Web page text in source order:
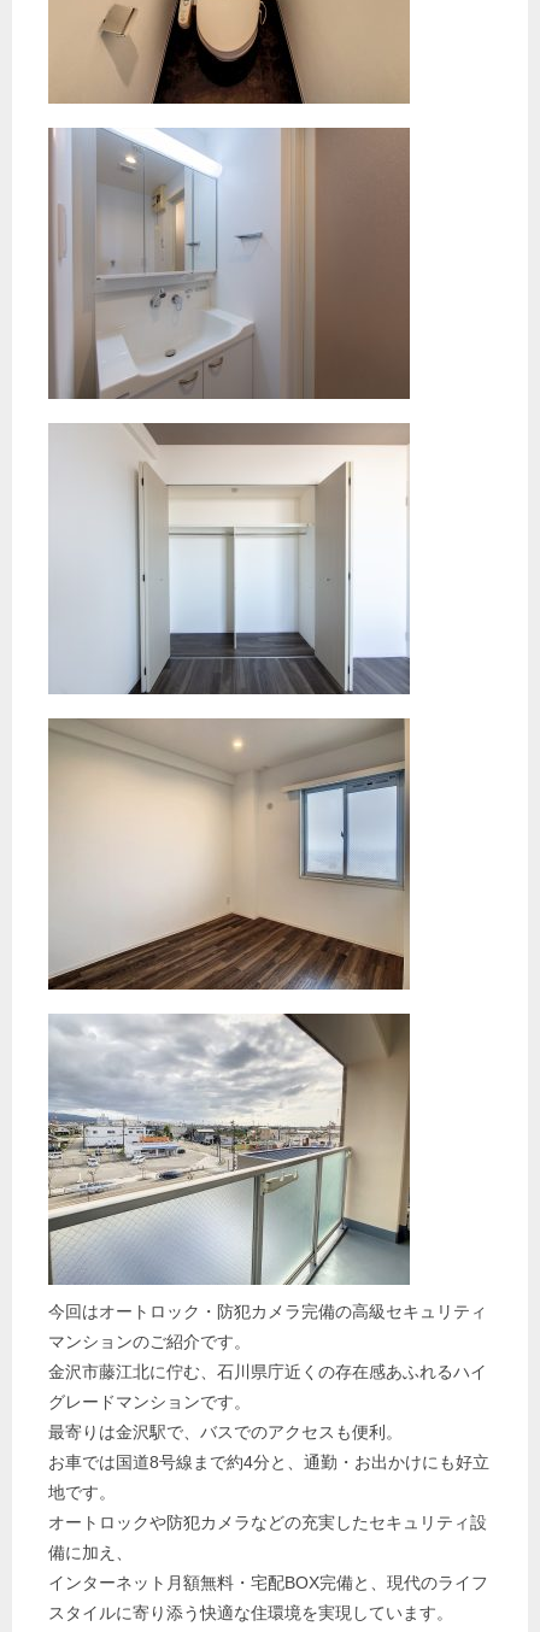
今回はオートロック・防犯カメラ完備の高級セキュリティ
マンションのご紹介です。
金沢市藤江北に佇む、石川県庁近くの存在感あふれるハイ
グレードマンションです。
最寄りは金沢駅で、バスでのアクセスも便利。
お車では国道8号線まで約4分と、通勤・お出かけにも好立
地です。
オートロックや防犯カメラなどの充実したセキュリティ設
備に加え、
インターネット月額無料・宅配BOX完備と、現代のライフ
スタイルに寄り添う快適な住環境を実現しています。